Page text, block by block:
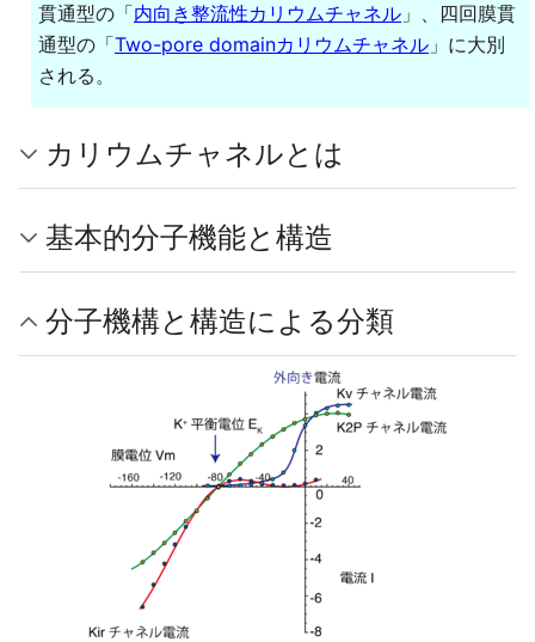
貫通型の「内向き整流性カリウムチャネル 」、四回膜貫
通型の「Two-pore domainカリウムチャネル 」に大別
される。
カリウムチャネルとは
基本的分子機能と構造
分子機構と構造による分類